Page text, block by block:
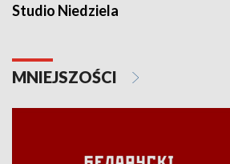
Studio Niedziela
MNIEJSZOŚCI